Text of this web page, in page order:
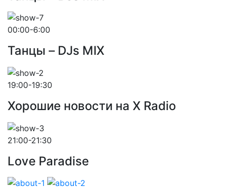
00:00-6:00
Танцы – DJs MIX
19:00-19:30
Хорошие новости на X Radio
21:00-21:30
Love Paradise